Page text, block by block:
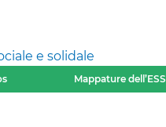
e solidale
Mappature dell’ESS